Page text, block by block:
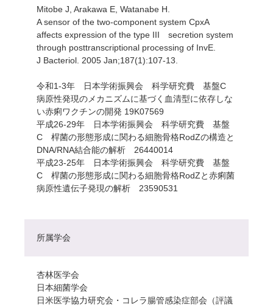
Mitobe J, Arakawa E, Watanabe H.
A sensor of the two-component system CpxA
affects expression of the type III secretion system
through posttranscriptional processing of InvE.
J Bacteriol. 2005 Jan;187(1):107-13.
令和1-3年 日本学術振興会 科学研究費 基盤C
病原性発現のメカニズムに基づく血清型に依存しな
い赤痢ワクチンの開発 19K07569
平成26-29年 日本学術振興会 科学研究費 基盤
C 桿菌の形態形成に関わる細胞骨格RodZの構造と
DNA/RNA結合能の解析 26440014
平成23-25年 日本学術振興会 科学研究費 基盤
C 桿菌の形態形成に関わる細胞骨格RodZと赤痢菌
病原性遺伝子発現の解析 23590531
所属学会
杏林医学会
日本細菌学会
日米医学協力研究会・コレラ腸管感染症部会（評議